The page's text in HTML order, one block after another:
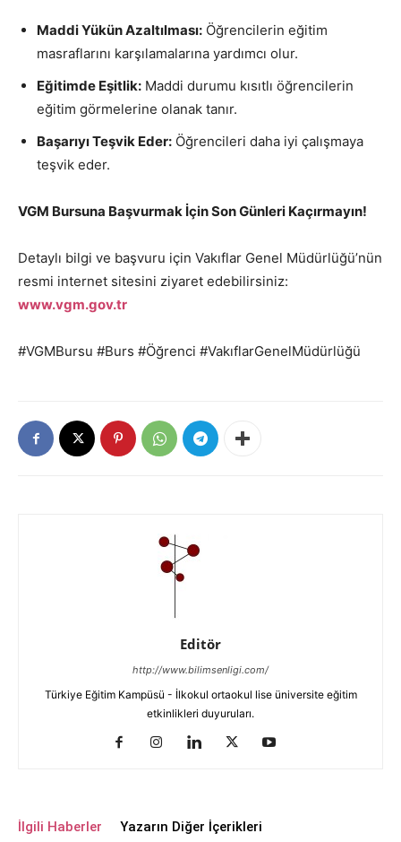
Maddi Yükün Azaltılması: Öğrencilerin eğitim
masraflarını karşılamalarına yardımcı olur.
Eğitimde Eşitlik: Maddi durumu kısıtlı öğrencilerin
eğitim görmelerine olanak tanır.
Başarıyı Teşvik Eder: Öğrencileri daha iyi çalışmaya
teşvik eder.
VGM Bursuna Başvurmak İçin Son Günleri Kaçırmayın!
Detaylı bilgi ve başvuru için Vakıflar Genel Müdürlüğü’nün
resmi internet sitesini ziyaret edebilirsiniz:
www.vgm.gov.tr
#VGMBursu #Burs #Öğrenci #VakıflarGenelMüdürlüğü
Editör
http://www.bilimsenligi.com/
Türkiye Eğitim Kampüsü - İlkokul ortaokul lise üniversite eğitim
etkinlikleri duyuruları.
İlgili Haberler Yazarın Diğer İçerikleri